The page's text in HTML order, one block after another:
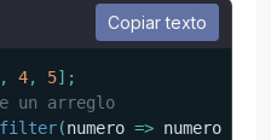
Copiar texto
, 4, 5] ;
un arreglo
filter(numero => numero